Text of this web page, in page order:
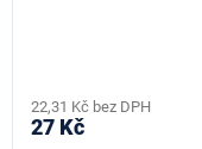
22,31 Kč bez DPH
27 Kč